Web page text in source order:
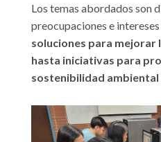
Los temas abordados son
preocupaciones e
soluciones para mejorar
hasta iniciativas para
sostenibilidad ambiental